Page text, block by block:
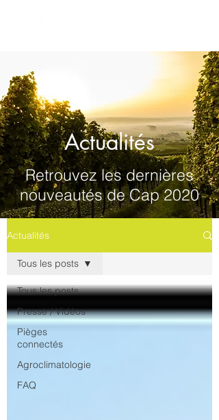
Actualités
Retrouvez les dernières
nouveautés de Cap 2020
Actualités
Tous les posts
Presse / Vidéos
Pièges
connectés
Agroclimatologie
FAQ
Tous les posts